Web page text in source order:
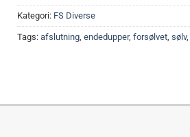
Kategori: FS Diverse
Tags: afslutning endedupper, forsølvet sølv,